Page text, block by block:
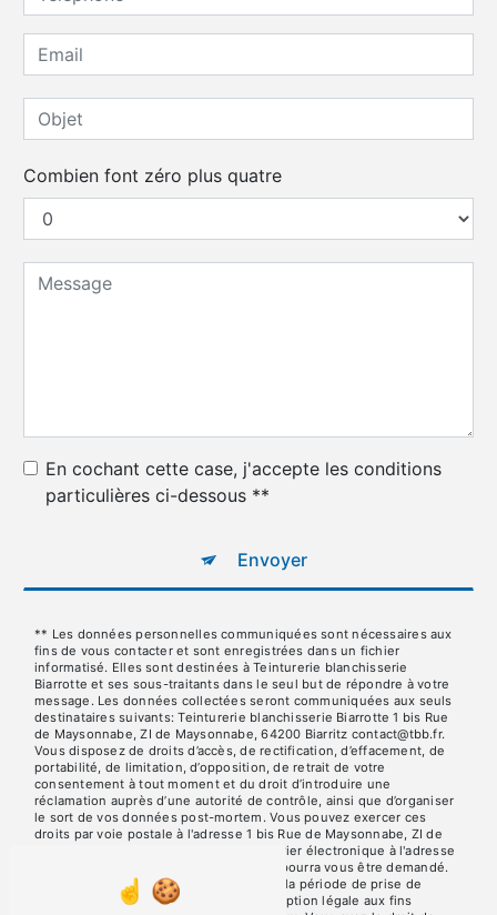
Combien font zéro plus quatre
En cochant cette case, j'accepte les conditions
particulières ci-dessous **
Envoyer
** Les données personnelles communiquées sont nécessaires aux
fins de vous contacter et sont enregistrées dans un fichier
informatisé. Elles sont destinées à Teinturerie blanchisserie
Biarrotte et ses sous-traitants dans le seul but de répondre à votre
message. Les données collectées seront communiquées aux seuls
destinataires suivants: Teinturerie blanchisserie Biarrotte 1 bis Rue
de Maysonnabe, ZI de Maysonnabe, 64200 Biarritz contact@tbb.fr.
Vous disposez de droits d’accès, de rectification, d’effacement, de
portabilité, de limitation, d’opposition, de retrait de votre
consentement à tout moment et du droit d’introduire une
réclamation auprès d’une autorité de contrôle, ainsi que d’organiser
le sort de vos données post-mortem. Vous pouvez exercer ces
droits par voie postale à l'adresse 1 bis Rue de Maysonnabe, ZI de
Maysonnabe, 64200 Biarritz ou par courrier électronique à l'adresse
contact@tbb.fr. Un justificatif d'identité pourra vous être demandé.
Nous conservons vos données pendant la période de prise de
contact puis pendant la durée de prescription légale aux fins